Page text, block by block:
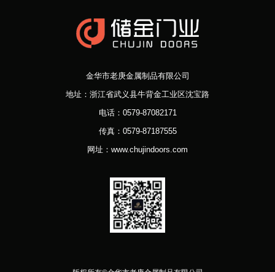
金华市老庚金属制品有限公司
地址：浙江省武义县牛背金工业区沈宝路
电话：0579-87082171
传真：0579-87187555
网址：www.chujindoors.com